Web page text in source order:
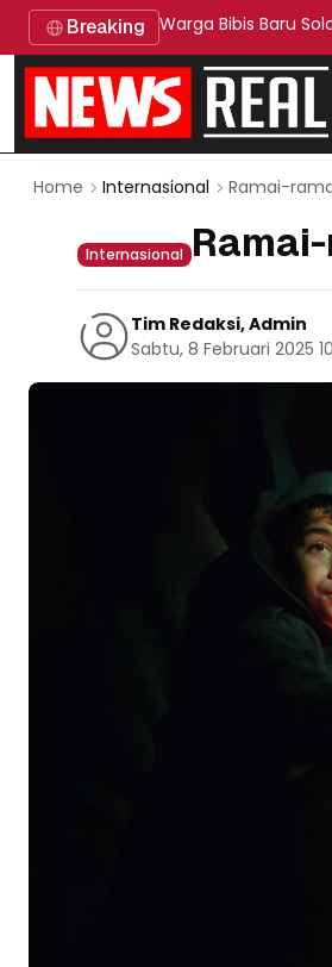
Breaking Warga Bibis Baru
Home Internasional Ramai-
Internasional
Tim Redaksi, Admin
Sabtu, 8 Februari 2025